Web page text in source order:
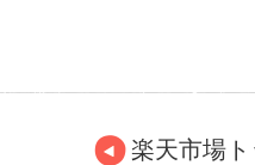
楽天市場